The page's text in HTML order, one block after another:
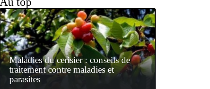
Maladies du cerisier : conseils de
traitement contre maladies et
parasites